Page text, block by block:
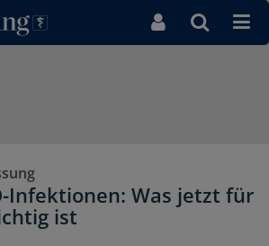
Infektionen: Was jetzt für
ist